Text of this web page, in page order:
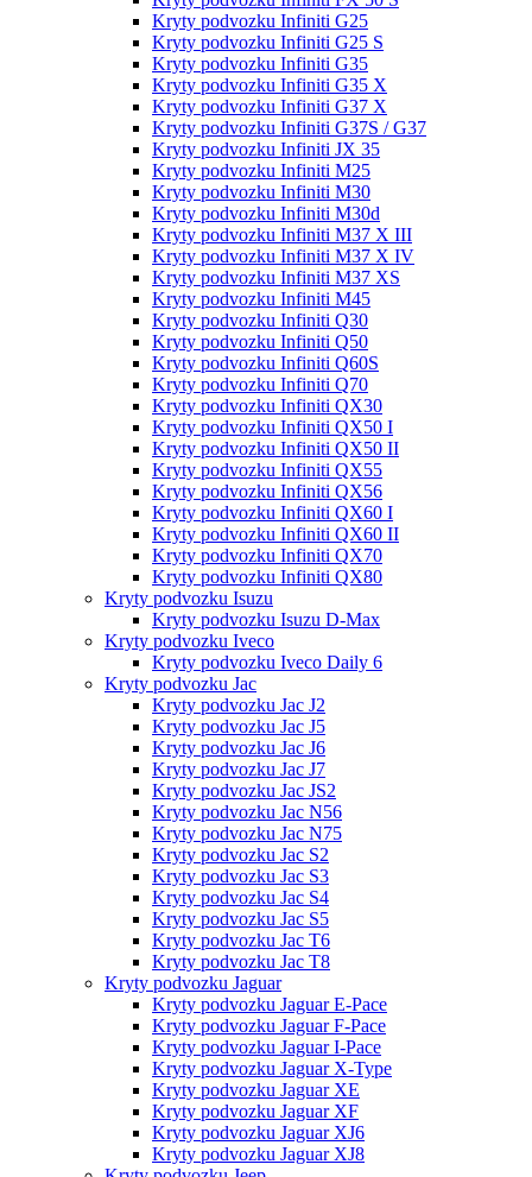
Kryty podvozku Infiniti G25
Kryty podvozku Infiniti G25 S
Kryty podvozku Infiniti G35
Kryty podvozku Infiniti G35 X
Kryty podvozku Infiniti G37 X
Kryty podvozku Infiniti G37S / G37
Kryty podvozku Infiniti JX 35
Kryty podvozku Infiniti M25
Kryty podvozku Infiniti M30
Kryty podvozku Infiniti M30d
Kryty podvozku Infiniti M37 X III
Kryty podvozku Infiniti M37 X IV
Kryty podvozku Infiniti M37 XS
Kryty podvozku Infiniti M45
Kryty podvozku Infiniti Q30
Kryty podvozku Infiniti Q50
Kryty podvozku Infiniti Q60S
Kryty podvozku Infiniti Q70
Kryty podvozku Infiniti QX30
Kryty podvozku Infiniti QX50 I
Kryty podvozku Infiniti QX50 II
Kryty podvozku Infiniti QX55
Kryty podvozku Infiniti QX56
Kryty podvozku Infiniti QX60 I
Kryty podvozku Infiniti QX60 II
Kryty podvozku Infiniti QX70
Kryty podvozku Infiniti QX80
Kryty podvozku Isuzu
Kryty podvozku Isuzu D-Max
Kryty podvozku Iveco
Kryty podvozku Iveco Daily 6
Kryty podvozku Jac
Kryty podvozku Jac J2
Kryty podvozku Jac J5
Kryty podvozku Jac J6
Kryty podvozku Jac J7
Kryty podvozku Jac JS2
Kryty podvozku Jac N56
Kryty podvozku Jac N75
Kryty podvozku Jac S2
Kryty podvozku Jac S3
Kryty podvozku Jac S4
Kryty podvozku Jac S5
Kryty podvozku Jac T6
Kryty podvozku Jac T8
Kryty podvozku Jaguar
Kryty podvozku Jaguar E-Pace
Kryty podvozku Jaguar F-Pace
Kryty podvozku Jaguar I-Pace
Kryty podvozku Jaguar X-Type
Kryty podvozku Jaguar XE
Kryty podvozku Jaguar XF
Kryty podvozku Jaguar XJ6
Kryty podvozku Jaguar XJ8